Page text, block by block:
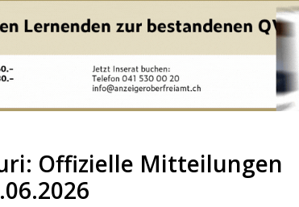
Offizielle Mitteilungen